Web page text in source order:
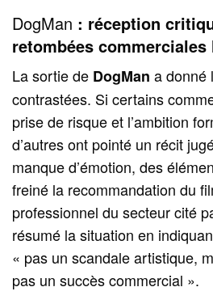
DogMan : réception
retombées
La sortie de DogMan a donné
contrastées. Si certains
prise de risque et l’ambition
d’autres ont pointé un récit
manque d’émotion, des
freiné la recommandation du
professionnel du secteur cité
résumé la situation en
« pas un scandale artistique,
pas un succès commercial ».